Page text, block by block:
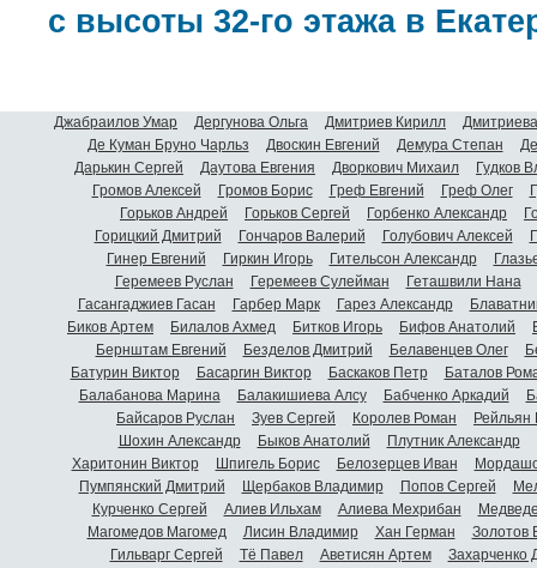
с высоты 32-го этажа в
Джабраилов Умар Дергунова Ольга Дмитриев Кирилл
Де Куман Бруно Чарльз
Двоскин Евгений Демура Степан
Дарькин Сергей
Даутова Евгения Дворкович Михаил
Гудков
Громов Алексей
Громов Борис Греф Евгений Греф Олег
Горьков Андрей
Горьков Сергей Горбенко Александр
Горицкий Дмитрий
Гончаров Валерий Голубович Алексей
Гинер Евгений
Гиркин Игорь Гительсон Александр
Геремеев Руслан
Геремеев Сулейман
Геташвили Нана
Гасангаджиев Гасан
Гарбер Марк Гарез Александр
Биков Артем
Билалов Ахмед Битков Игорь Бифов Анатолий
Бернштам Евгений
Безделов Дмитрий Белавенцев Олег
Батурин Виктор
Басаргин Виктор Баскаков Петр
Баталов
Балабанова Марина
Балакишиева Алсу Бабченко Аркадий
Байсаров Руслан
Зуев Сергей Королев Роман
Шохин Александр
Быков Анатолий Плутник Александр
Харитонин Виктор
Шпигель Борис Белозерцев Иван
Пумпянский Дмитрий
Щербаков Владимир Попов Сергей
Курченко Сергей
Алиев Ильхам Алиева Мехрибан
Магомедов Магомед
Лисин Владимир Хан Герман
Золотов
Гильварг Сергей
Тё Павел Аветисян Артем
Захарченко